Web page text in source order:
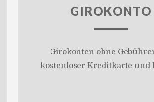
GIROKONTO
Girokonten ohne
kostenloser Kreditkarte und